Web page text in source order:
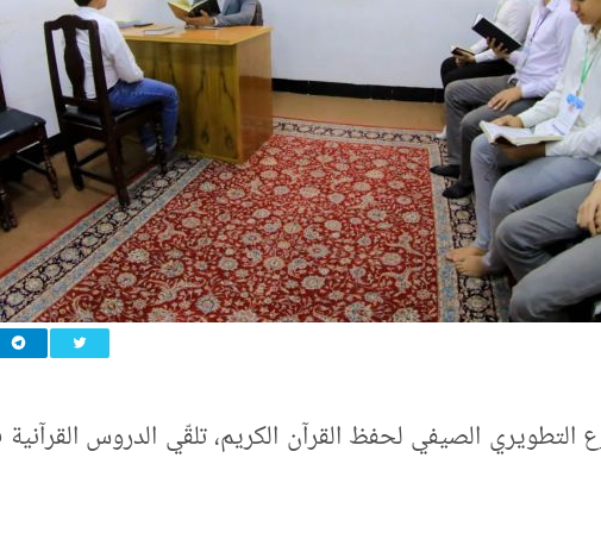
التطويري الصيفي لحفظ القرآن الكريم، تلقّي الدروس